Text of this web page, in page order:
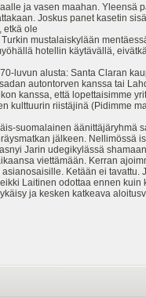
ja vasen maahan. Yleensä
Joskus panet kasetin
etkä ole
mustalaiskylään
hotellin käytävällä,
luvun alusta: Santa Claran
autontorven kanssa tai
kanssa, että lopettaisimme
kulttuurin riistäjinä (Pidimme
suomalainen äänittäjäryhmä
jälkeen. Nellimössä
Jarin udegikylässä
viettämään. Kerran
Ketään ei tavattu.
Laitinen odottaa ennen kuin
ja kesken katkeava